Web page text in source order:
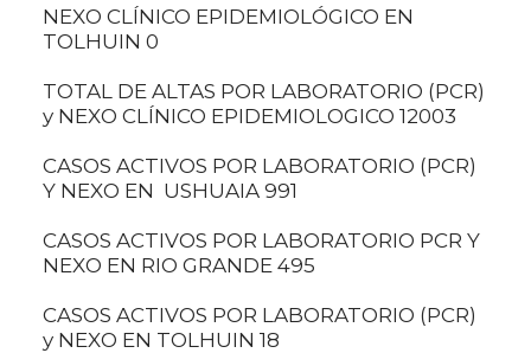
NEXO CLÍNICO EPIDEMIOLÓGICO EN
TOLHUIN 0
TOTAL DE ALTAS POR LABORATORIO (PCR)
y NEXO CLÍNICO EPIDEMIOLOGICO 12003
CASOS ACTIVOS POR LABORATORIO (PCR)
Y NEXO EN USHUAIA 991
CASOS ACTIVOS POR LABORATORIO PCR Y
NEXO EN RIO GRANDE 495
CASOS ACTIVOS POR LABORATORIO (PCR)
y NEXO EN TOLHUIN 18